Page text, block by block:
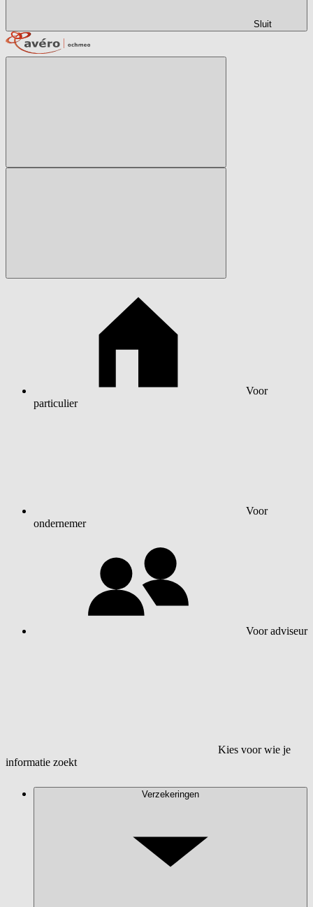
Sluit
Voor
particulier
Voor
ondernemer
Voor adviseur
Kies voor wie je
informatie zoekt
Verzekeringen